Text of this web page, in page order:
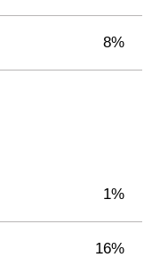
8%
1%
16%